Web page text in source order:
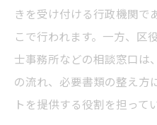
きを受け付ける行政機関で
こで行われます。一方、区
士事務所などの相談窓口は
の流れ、必要書類の整え方
トを提供する役割を担って